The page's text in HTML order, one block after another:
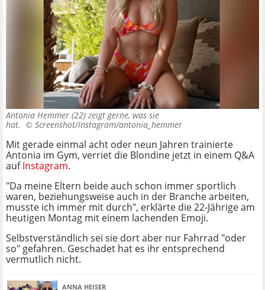
Antonia Hemmer (22) zeigt gerne, was sie
hat. © Screenshot/Instagram/antonia_hemmer
Mit gerade einmal acht oder neun Jahren trainierte
Antonia im Gym, verriet die Blondine jetzt in einem Q&A
aufInstagram.
"Da meine Eltern beide auch schon immer sportlich
waren, beziehungsweise auch in der Branche arbeiten,
musste ich immer mit durch", erklärte die 22-Jährige am
heutigen Montag mit einem lachenden Emoji.
Selbstverständlich sei sie dort aber nur Fahrrad "oder
so" gefahren. Geschadet hat es ihr entsprechend
vermutlich nicht.
ANNA HEISER